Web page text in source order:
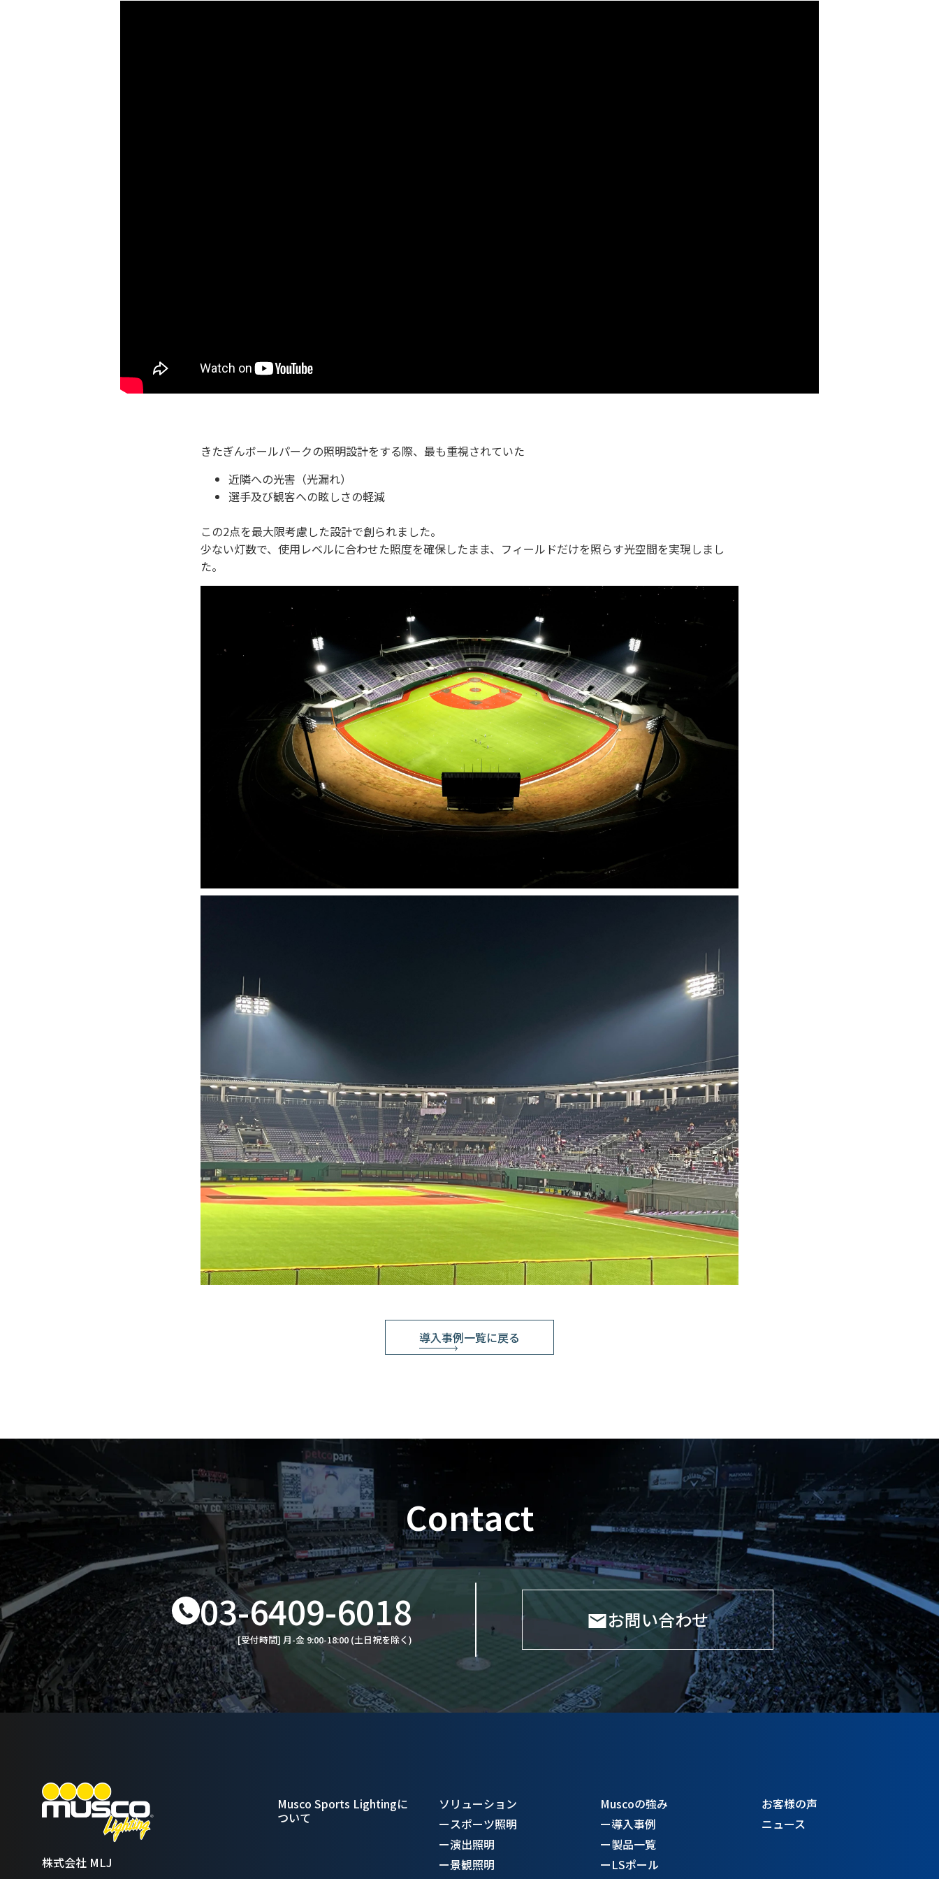
きたぎんボールパークの照明設計をする際、最も重視されていた
近隣への光害（光漏れ）
選手及び観客への眩しさの軽減
この2点を最大限考慮した設計で創られました。
少ない灯数で、使用レベルに合わせた照度を確保したまま、フィールドだけを照らす光空間を実現しまし
た。
導入事例一覧に戻る
Contact
03-6409-6018
[受付時間] 月-金 9:00-18:00 (土日祝を除く)
お問い合わせ
株式会社 MLJ
Musco Sports Lightingに
ついて
ソリューション
ースポーツ照明
ー演出照明
ー景観照明
Muscoの強み
ー導入事例
ー製品一覧
ーLSポール
お客様の声
ニュース